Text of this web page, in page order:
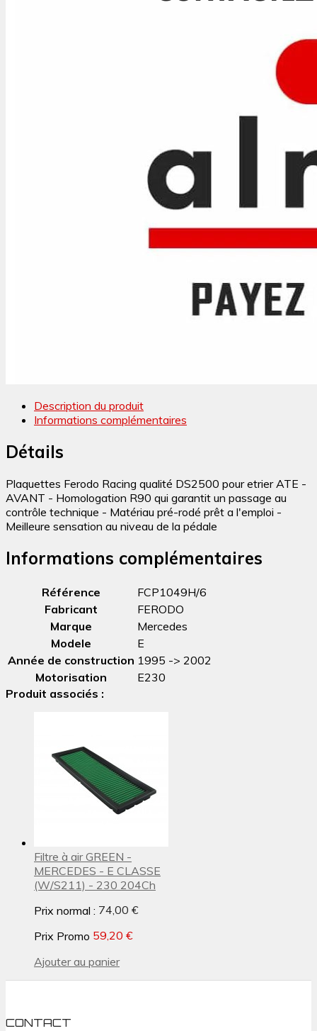
Description du produit
Informations complémentaires
Détails
Plaquettes Ferodo Racing qualité DS2500 pour etrier ATE -
AVANT - Homologation R90 qui garantit un passage au
contrôle technique - Matériau pré-rodé prêt a l'emploi -
Meilleure sensation au niveau de la pédale
Informations complémentaires
Référence
FCP1049H/6
Fabricant
FERODO
Marque
Mercedes
Modele
E
Année de construction 1995 -> 2002
Motorisation
E230
Produit associés :
Filtre à air GREEN -
MERCEDES - E CLASSE
(W/S211) - 230 204Ch
Prix normal : 74,00 €
Prix Promo 59,20 €
Ajouter au panier
CONTACT